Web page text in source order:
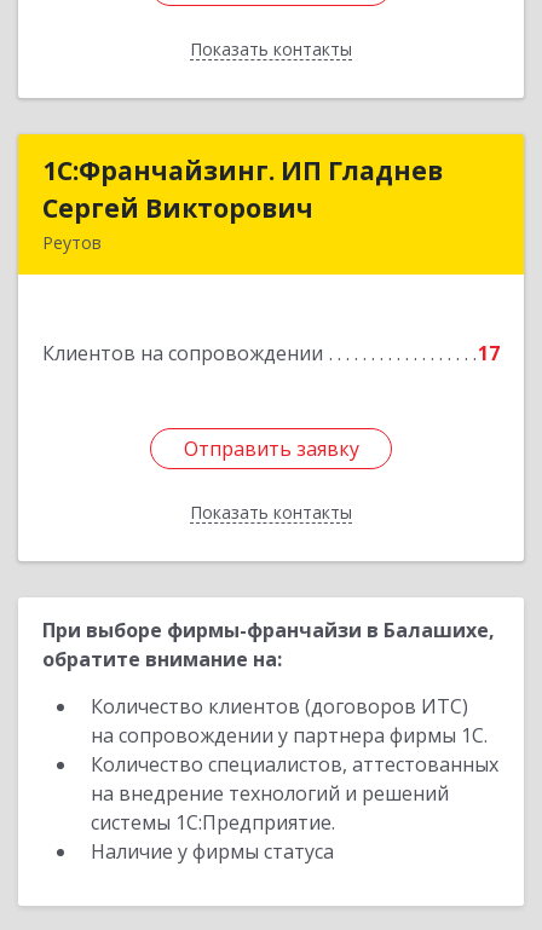
Показать контакты
Назад
1С:Франчайзинг. ИП Гладнев
Сергей Викторович
Реутов
Клиентов на сопровождении 17
Отправить заявку
Показать контакты
1С:Франчайзинг. ИП Гладнев
Сергей Викторович
Подробнее
Отправить заявку
Назад
При выборе фирмы-франчайзи в Балашихе,
обратите внимание на:
Количество клиентов (договоров ИТС)
на сопровождении у партнера фирмы 1С.
Количество специалистов, аттестованных
на внедрение технологий и решений
системы 1С:Предприятие.
Наличие у фирмы статуса